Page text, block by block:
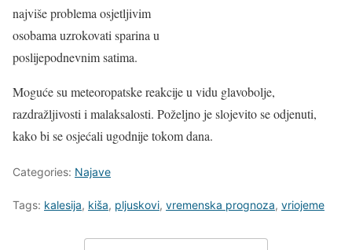
najviše problema osjetljivim
osobama uzrokovati sparina u
poslijepodnevnim satima.
Moguće su meteoropatske reakcije u vidu glavobolje,
razdražljivosti i malaksalosti. Poželjno je slojevito se odjenuti,
kako bi se osjećali ugodnije tokom dana.
Categories: Najave
Tags: kalesija, kiša, pljuskovi, vremenska prognoza, vriojeme